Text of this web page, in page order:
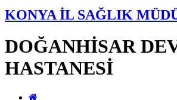
KONYA İL SAĞLIK
DOĞANHİSAR
HASTANESİ